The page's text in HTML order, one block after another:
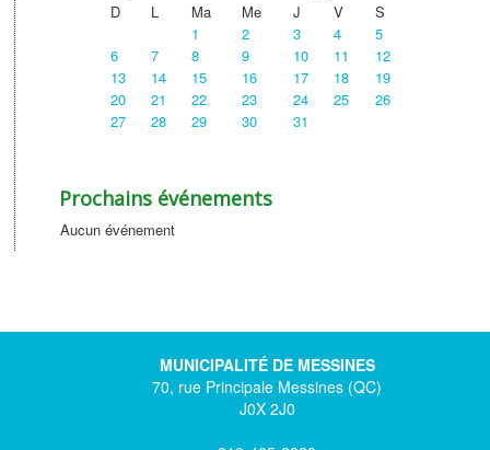
D
L Ma Me J V
S
1
2 3 4
5
6
7 8 9 10 11
12
13
14 15 16 17 18
19
20
21 22 23 24 25
26
27
28 29 30 31
Prochains événements
Aucun événement
MUNICIPALITÉ DE MESSINES
70, rue Principale Messines (QC)
J0X 2J0